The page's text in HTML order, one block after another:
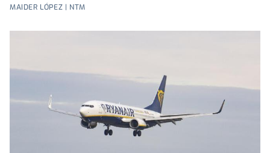
MAIDER LÓPEZ | NTM